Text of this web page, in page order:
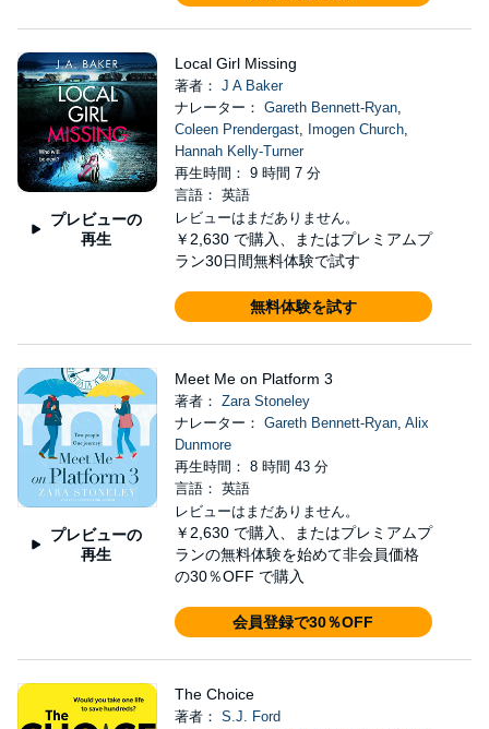
プレビューの
再生
Local Girl Missing
著者： J A Baker
ナレーター： Gareth Bennett-Ryan,
Coleen Prendergast, Imogen Church,
Hannah Kelly-Turner
再生時間： 9 時間 7 分
言語： 英語
レビューはまだありません。
￥2,630 で購入、またはプレミアムプ
ラン30日間無料体験で試す
無料体験を試す
プレビューの
再生
Meet Me on Platform 3
著者： Zara Stoneley
ナレーター： Gareth Bennett-Ryan, Alix
Dunmore
再生時間： 8 時間 43 分
言語： 英語
レビューはまだありません。
￥2,630 で購入、またはプレミアムプ
ランの無料体験を始めて非会員価格
の30％OFF で購入
会員登録で30％OFF
The Choice
著者： S.J. Ford